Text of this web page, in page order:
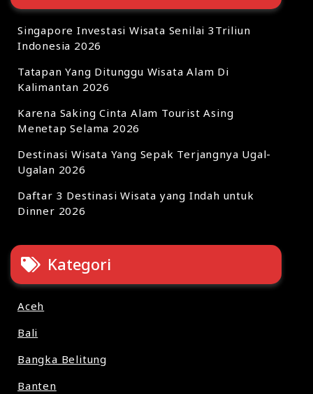
Singapore Investasi Wisata Senilai 3Triliun
Indonesia 2026
Tatapan Yang Ditunggu Wisata Alam Di
Kalimantan 2026
Karena Saking Cinta Alam Tourist Asing
Menetap Selama 2026
Destinasi Wisata Yang Sepak Terjangnya Ugal-
Ugalan 2026
Daftar 3 Destinasi Wisata yang Indah untuk
Dinner 2026
Kategori
Aceh
Bali
Bangka Belitung
Banten